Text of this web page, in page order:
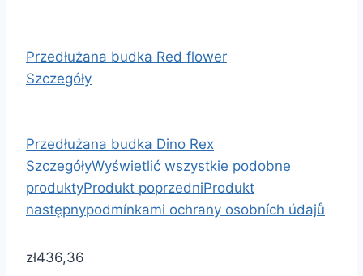
Przedłużana budka Red flower
Szczegóły
Przedłużana budka Dino Rex
SzczegółyWyświetlić wszystkie podobne
produktyProdukt poprzedniProdukt
następnypodmínkami ochrany osobních údajů
zł436,36